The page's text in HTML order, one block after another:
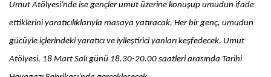
Umut Atölyesi’nde ise gençler umut üzerine konuşup umudun ifade
ettiklerini yaratıcılıklarıyla masaya yatıracak. Her bir genç, umudun
gücüyle içlerindeki yaratıcı ve iyileştirici yanları keşfedecek. Umut
Atölyesi, 18 Mart Salı günü 18.30-20.00 saatleri arasında Tarihi